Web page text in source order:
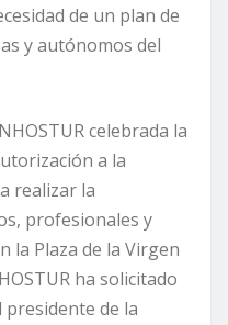
de un plan de
y autónomos del
celebrada la
a la
realizar la
profesionales y
la Plaza de la Virgen
ha solicitado
de la